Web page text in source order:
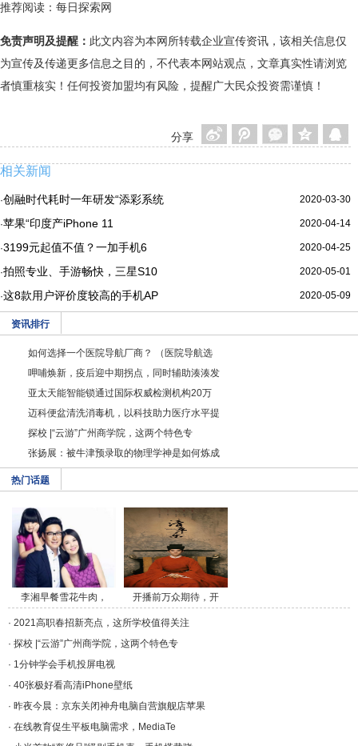
推荐阅读： 每日探索网
免责声明及提醒： 此文内容为本网所转载企业宣传资讯，该相关信息仅
为宣传及传递更多信息之目的，不代表本网站观点，文章真实性请浏览
者慎重核实！任何投资加盟均有风险，提醒广大民众投资需谨慎！
分享
相关新闻
2020-03-30
·创融时代耗时一年研发“添彩系统
2020-04-14
·苹果“印度产iPhone 11
2020-04-25
·3199元起值不值？一加手机6
2020-05-01
·拍照专业、手游畅快，三星S10
2020-05-09
·这8款用户评价度较高的手机AP
资讯排行
如何选择一个医院导航厂商？ （医院导航选
呷哺焕新，疫后迎中期拐点，同时辅助湊湊发
亚太天能智能锁通过国际权威检测机构20万
迈科便盆清洗消毒机，以科技助力医疗水平提
探校 |“云游”广州商学院，这两个特色专
张扬展：被牛津预录取的物理学神是如何炼成
热门话题
李湘早餐雪花牛肉，
午/a>
开播前万众期待，开
播/a>
· 2021高职春招新亮点，这所学校值得关注
· 探校 |“云游”广州商学院，这两个特色专
· 1分钟学会手机投屏电视
· 40张极好看高清iPhone壁纸
· 昨夜今晨：京东关闭神舟电脑自营旗舰店苹果
· 在线教育促生平板电脑需求，MediaTe